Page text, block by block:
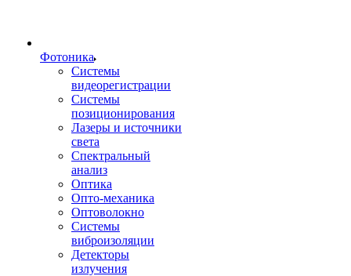
Фотоника
Cистемы
видеорегистрации
Системы
позиционирования
Лазеры и источники
света
Спектральный
анализ
Оптика
Опто-механика
Оптоволокно
Системы
виброизоляции
Детекторы
излучения